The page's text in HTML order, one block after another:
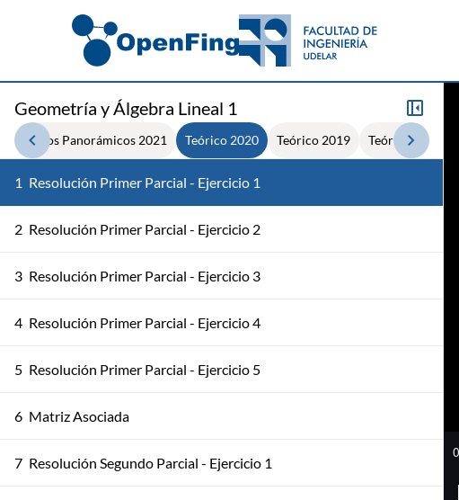
Geometría y Álgebra Lineal 1
Videos Panorámicos 2021 Teórico 2020 Teórico 2019 Teórico 2013
1 Resolución Primer Parcial - Ejercicio 1
2 Resolución Primer Parcial - Ejercicio 2
3 Resolución Primer Parcial - Ejercicio 3
4 Resolución Primer Parcial - Ejercicio 4
5 Resolución Primer Parcial - Ejercicio 5
6 Matriz Asociada
7 Resolución Segundo Parcial - Ejercicio 1